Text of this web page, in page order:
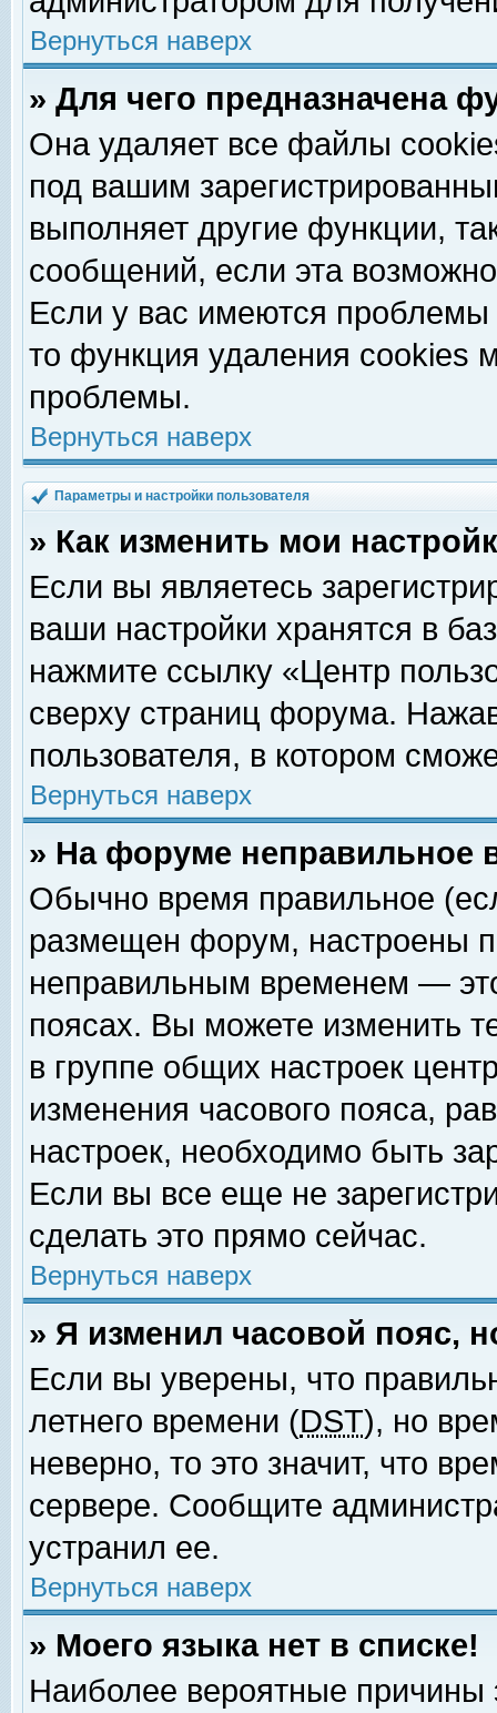
Вернуться наверх
» Для чего предназначена
Она удаляет все файлы
под вашим
выполняет другие функции,
сообщений, если эта
Если у вас имеются
то функция удаления cookies
проблемы.
Вернуться наверх
Параметры и настройки пользователя
» Как изменить мои
Если вы являетесь
ваши настройки хранятся в
нажмите ссылку «Центр
сверху страниц форума.
пользователя, в котором
Вернуться наверх
» На форуме неправильное
Обычно время правильное
размещен форум, настроены
неправильным временем —
поясах. Вы можете изменить
в группе общих настроек
изменения часового пояса,
настроек, необходимо быть
Если вы все еще не
сделать это прямо сейчас.
Вернуться наверх
» Я изменил часовой пояс,
Если вы уверены, что
летнего времени (DST), но
неверно, то это значит, что
сервере. Сообщите
устранил ее.
Вернуться наверх
» Моего языка нет в списке!
Наиболее вероятные причины